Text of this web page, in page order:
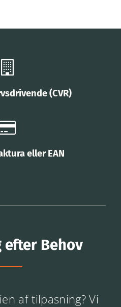
(CVR)
eller EAN
efter Behov
af tilpasning? Vi